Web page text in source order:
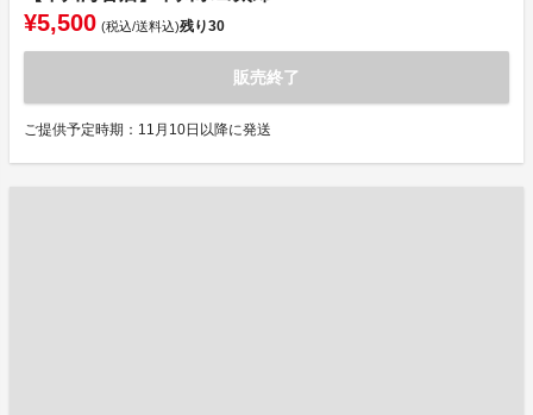
¥5,500 (税込/送料込)残り30
販売終了
ご提供予定時期：11月10日以降に発送